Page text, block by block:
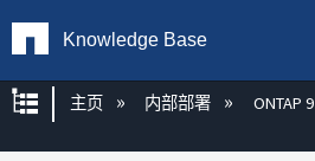
Knowledge Base
扩展/隐缩全局层次
主页 内部部署 ONTAP 9